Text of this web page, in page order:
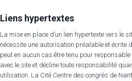
Liens hypertextes
La mise en place d’un lien hypertexte vers le
nécessite une autorisation préalable et écrite
peut en aucun cas être tenu pour
avec le site et décline toute responsabilité
utilisation. La Cité Centre des congrès de